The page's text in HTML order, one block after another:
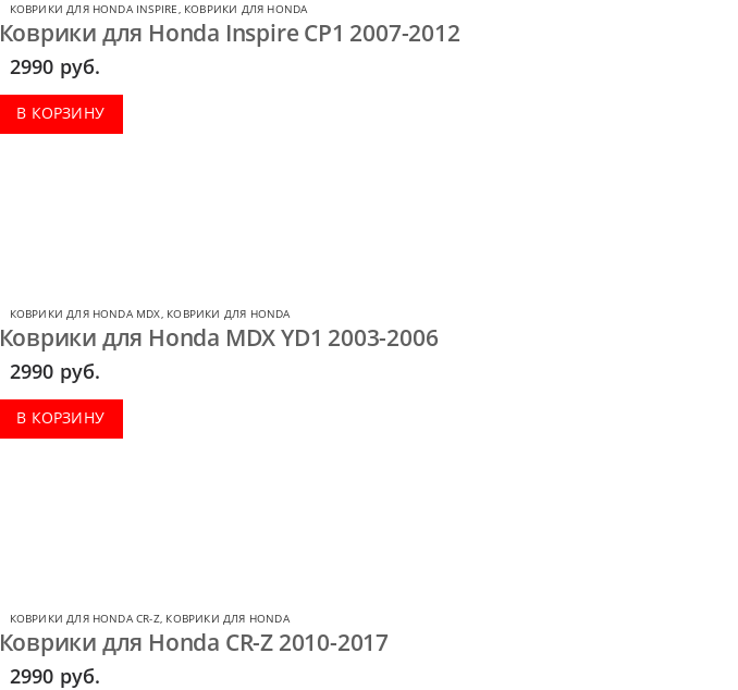
КОВРИКИ ДЛЯ HONDA INSPIRE, КОВРИКИ ДЛЯ HONDA
Коврики для Honda Inspire CP1 2007-2012
2990 руб.
В КОРЗИНУ
КОВРИКИ ДЛЯ HONDA MDX, КОВРИКИ ДЛЯ HONDA
Коврики для Honda MDX YD1 2003-2006
2990 руб.
В КОРЗИНУ
КОВРИКИ ДЛЯ HONDA CR-Z, КОВРИКИ ДЛЯ HONDA
Коврики для Honda CR-Z 2010-2017
2990 руб.